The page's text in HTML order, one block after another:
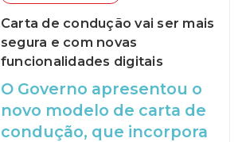
Carta de condução vai ser mais
segura e com novas
funcionalidades digitais
O Governo apresentou o
novo modelo de carta de
condução, que incorpora